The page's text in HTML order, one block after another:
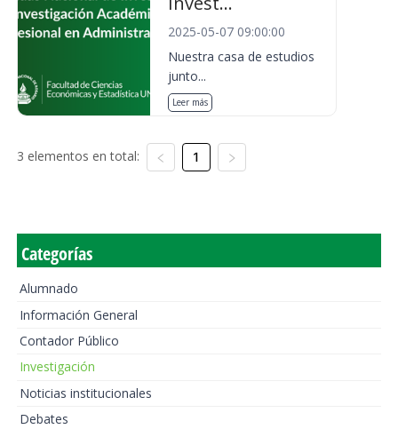
2025-05-07 09:00:00
Nuestra casa de estudios
junto...
Leer más
3 elementos en total: 1
Categorías
Alumnado
Información General
Contador Público
Investigación
Noticias institucionales
Debates